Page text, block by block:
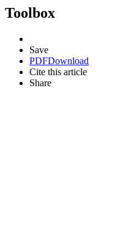
Toolbox
Save
PDFDownload
Cite this article
Share